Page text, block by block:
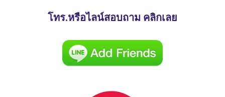
โทร.หรือไลน์สอบถาม คลิกเลย